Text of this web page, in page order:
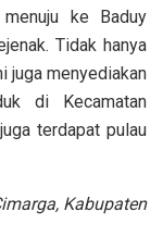
ke Baduy
Tidak hanya
juga menyediakan
di Kecamatan
terdapat pulau
Kabupaten